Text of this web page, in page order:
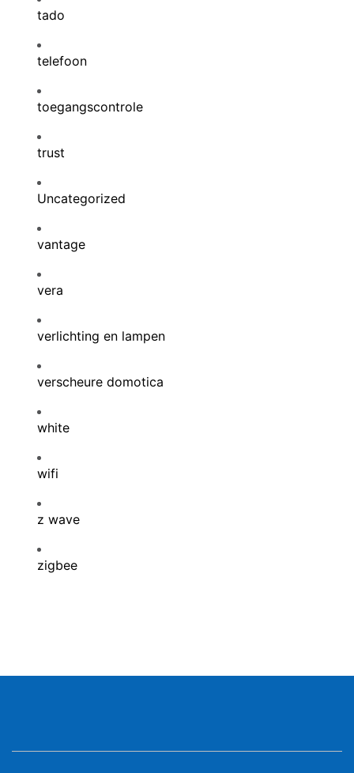
tado
telefoon
toegangscontrole
trust
Uncategorized
vantage
vera
verlichting en lampen
verscheure domotica
white
wifi
z wave
zigbee